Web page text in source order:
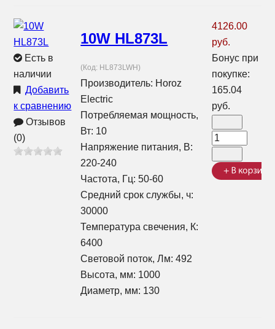
Есть в
наличии
Добавить
к сравнению
Отзывов
(0)
10W HL873L
(Код: HL873LWH)
Производитель: Horoz
Electric
Потребляемая мощность,
Вт: 10
Напряжение питания, В:
220-240
Частота, Гц: 50-60
Средний срок службы, ч:
30000
Температура свечения, К:
6400
Световой поток, Лм: 492
Высота, мм: 1000
Диаметр, мм: 130
4126.00
руб.
Бонус при
покупке:
165.04
руб.